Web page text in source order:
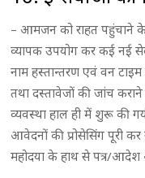
– आमजन को राहत पहुंचाने के
व्यापक उपयोग कर कई नई
नाम हस्तान्तरण एवं वन
तथा दस्तावेजों की जांच
व्यवस्था हाल ही में शुरू की
आवेदनों की प्रोसेसिंग पूरी
महोदया के हाथ से पत्र/आदेश